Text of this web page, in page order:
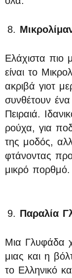
Ελάχιστα πιο
είναι το
ακριβά γιοτ
συνθέτουν
Πειραιά.
ρούχα, για
της μοδός,
φτάνοντας
μικρό
Παραλία
Μια Γλυφάδα
μιας και η
το Ελληνικό